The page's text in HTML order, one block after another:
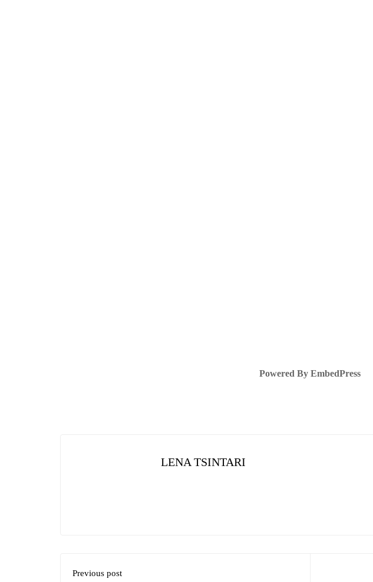
Powered By EmbedPress
LENA TSINTARI
Previous post